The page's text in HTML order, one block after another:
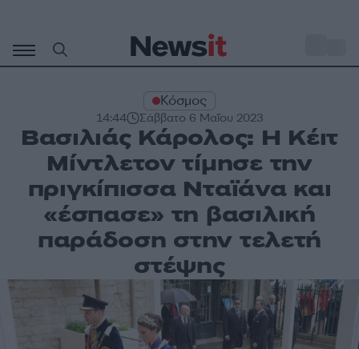
περιεχόμενο
Κόσμος
14:44 Σάββατο 6 Μαΐου 2023
Βασιλιάς Κάρολος: Η Κέιτ
Μίντλετον τίμησε την
πριγκίπισσα Νταϊάνα και
«έσπασε» τη βασιλική
παράδοση στην τελετή
στέψης